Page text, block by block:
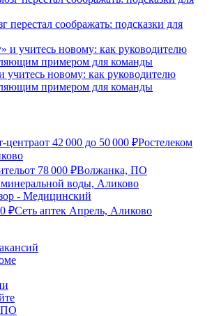
перестал соображать: подсказки для
учитесь новому: как руководителю
примером для команды
центраот 42 000 до 50 000 ₽Ростелеком
от 78 000 ₽Волжанка, ПО
воды, Аликово
- Медицинский
₽Сеть аптек Апрель, Аликово
ПО